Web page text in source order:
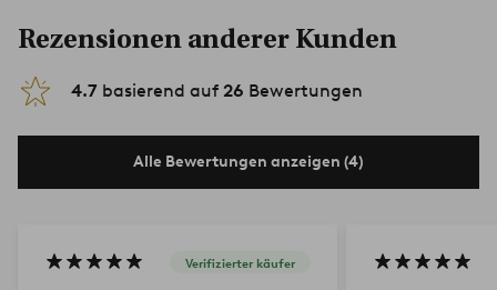
Rezensionen anderer Kunden
4.7 basierend auf 26 Bewertungen
Alle Bewertungen anzeigen (4)
Verifizierter käufer